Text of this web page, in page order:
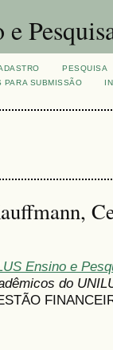
PESQUISA
PARA SUBMISSÃO
Ensino e
do